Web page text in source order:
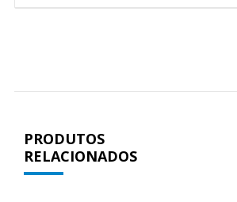
PRODUTOS
RELACIONADOS